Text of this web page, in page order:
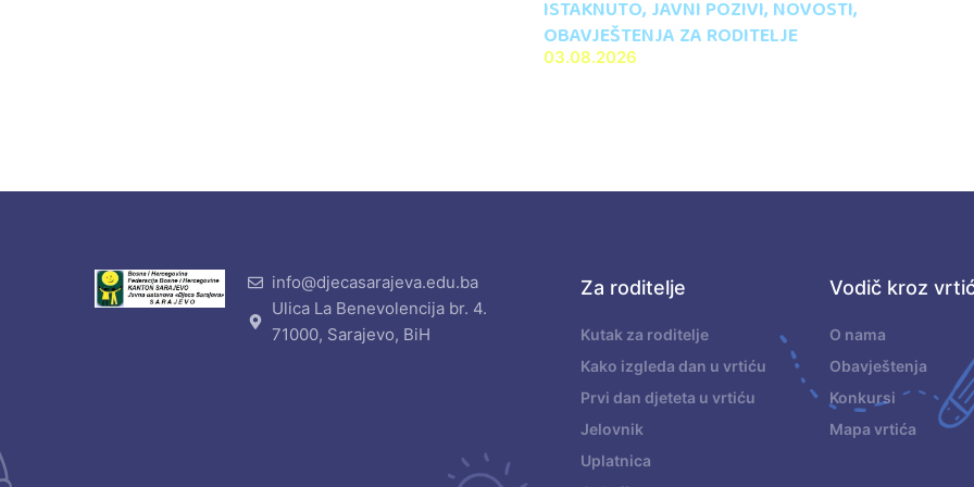
ISTAKNUTO, JAVNI POZIVI, NOVOSTI,
OBAVJEŠTENJA ZA RODITELJE
03.08.2026
info@djecasarajeva.edu.ba
Ulica La Benevolencija br. 4.
71000, Sarajevo, BiH
Za roditelje
Kutak za roditelje
Kako izgleda dan u vrtiću
Prvi dan djeteta u vrtiću
Jelovnik
Uplatnica
Vodič kroz
O nama
Obavještenja
Konkursi
Mapa vrtića